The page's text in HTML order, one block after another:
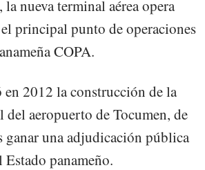
la nueva terminal aérea opera
principal punto de operaciones
COPA.
2012 la construcción de la
del aeropuerto de Tocumen, de
ganar una adjudicación pública
panameño.